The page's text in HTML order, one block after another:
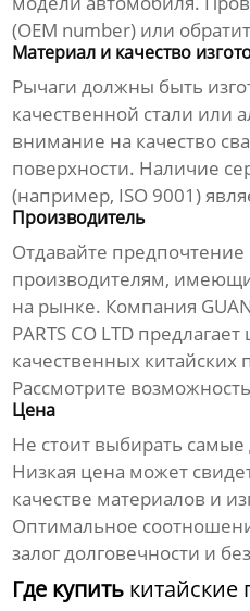
(OEM number) или
Материал и качество
Рычаги должны быть
качественной стали или
внимание на качество
поверхности. Наличие
(например, ISO 9001)
Производитель
Отдавайте
производителям,
на рынке. Компания
PARTS CO LTD
качественных китайских
Рассмотрите
Цена
Не стоит выбирать
Низкая цена может
качестве материалов и
Оптимальное
залог долговечности и
Где купить